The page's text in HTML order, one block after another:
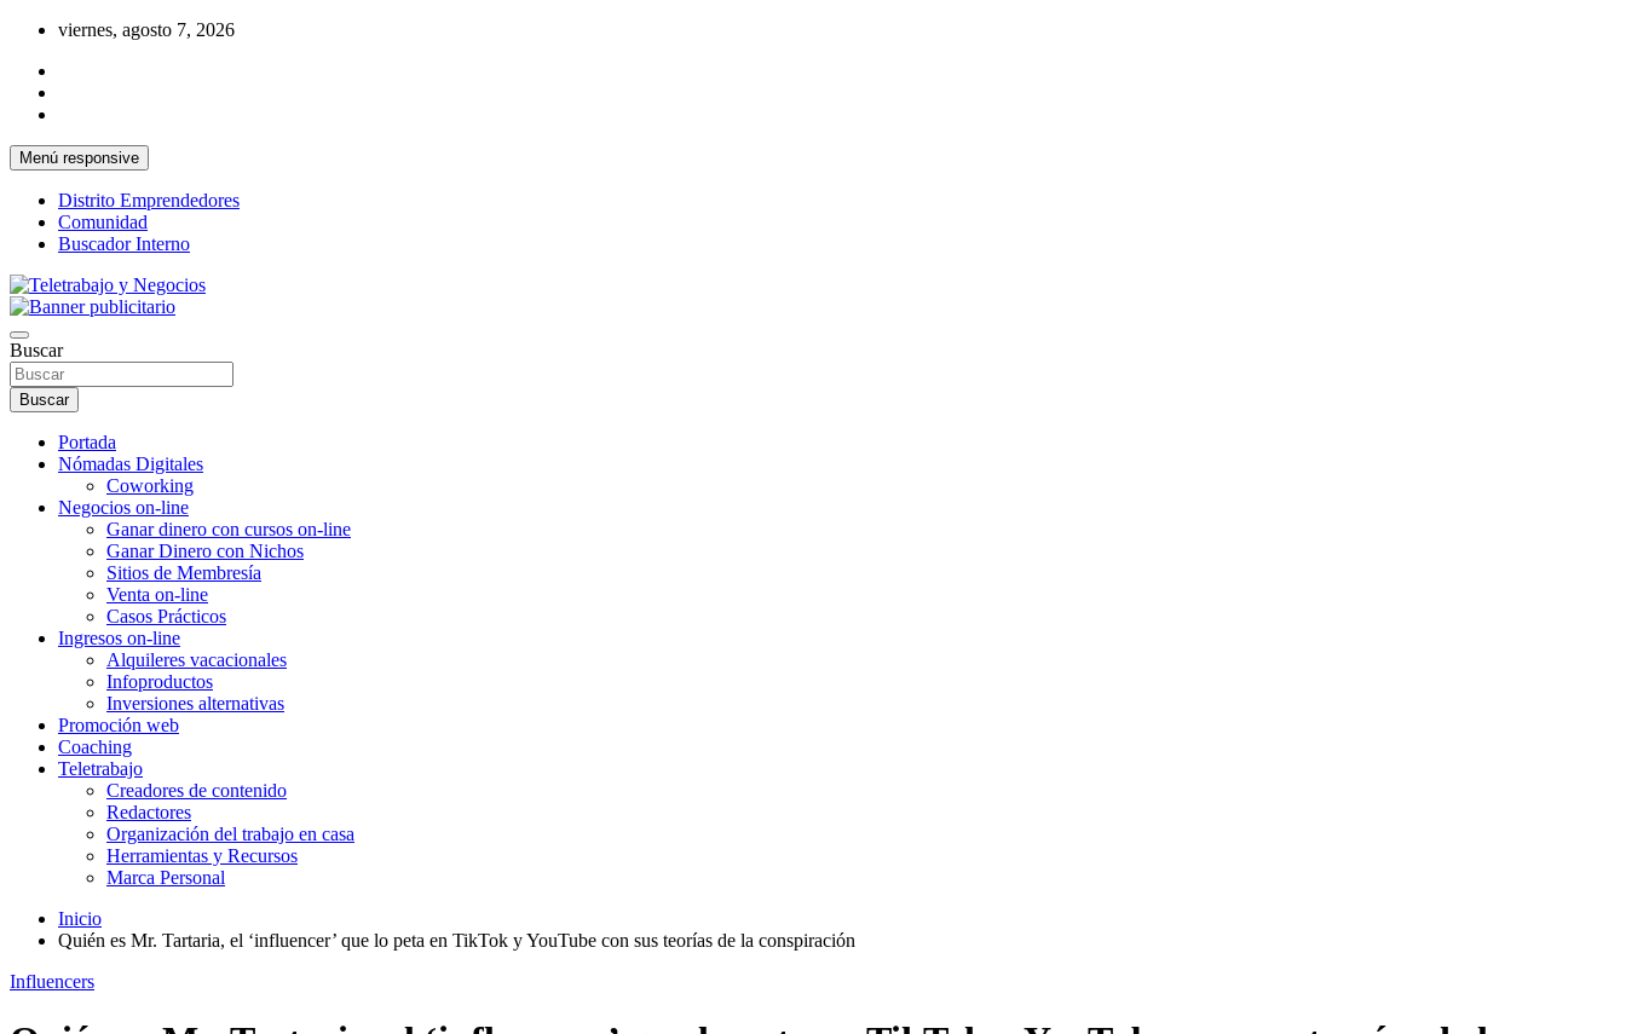
Saltar
contenido
viernes, agosto 7, 2026
Menú responsive
Distrito Emprendedores
Comunidad
Buscador Interno
Teletrabajo y Negocios
Buscar
Buscar
Portada
Nómadas Digitales
Coworking
Negocios on-line
Ganar dinero con cursos on-line
Ganar Dinero con Nichos
Sitios de Membresía
Venta on-line
Casos Prácticos
Ingresos on-line
Alquileres vacacionales
Infoproductos
Inversiones alternativas
Promoción web
Coaching
Teletrabajo
Creadores de contenido
Redactores
Organización del trabajo en casa
Herramientas y Recursos
Marca Personal
Inicio
Quién es Mr. Tartaria, el ‘influencer’ que lo peta en TikTok y YouTube con sus teorías de la conspiración
Influencers